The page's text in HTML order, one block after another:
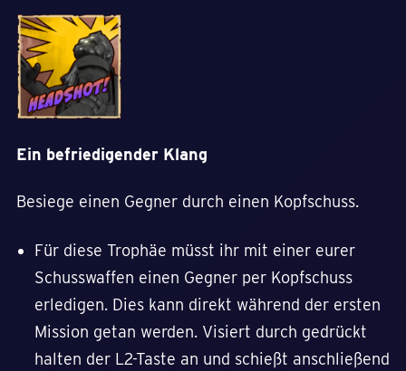
Ein befriedigender Klang
Besiege einen Gegner durch einen Kopfschuss.
Für diese Trophäe müsst ihr mit einer eurer
Schusswaffen einen Gegner per Kopfschuss
erledigen. Dies kann direkt während der ersten
Mission getan werden. Visiert durch gedrückt
halten der L2-Taste an und schießt anschließend